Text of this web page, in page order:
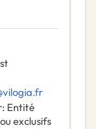
: Entité
exclusifs